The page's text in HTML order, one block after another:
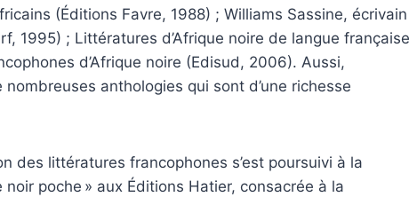
(Éditions Favre, 1988) ; Williams Sassine, écrivain
1995) ; Littératures d’Afrique noire de langue française
d’Afrique noire (Edisud, 2006). Aussi,
anthologies qui sont d’une richesse
des littératures francophones s’est poursuivi à la
poche » aux Éditions Hatier, consacrée à la